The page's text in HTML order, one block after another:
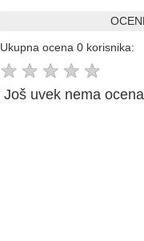
Ukupna ocena 0 korisnika:
★ ★ ★ ★ ★
Još uvek nema ocena